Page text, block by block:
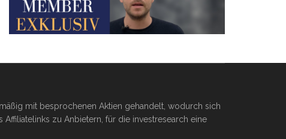
mit besprochenen Aktien gehandelt, wodurch sich
zu Anbietern, für die investresearch eine